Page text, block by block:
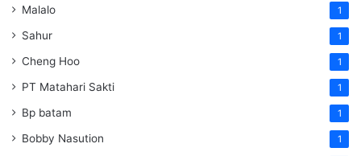
Malalo 1
Sahur 1
Cheng Hoo 1
PT Matahari Sakti 1
Bp batam 1
Bobby Nasution 1